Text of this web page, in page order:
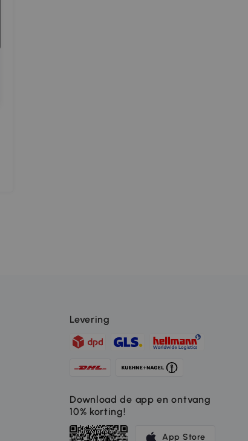
Levering
Download de app en ontvang
10% korting!
App Store